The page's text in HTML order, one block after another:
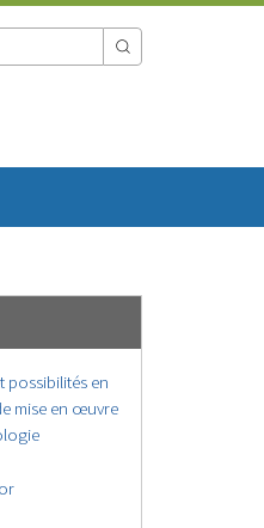
possibilités en
mise en œuvre